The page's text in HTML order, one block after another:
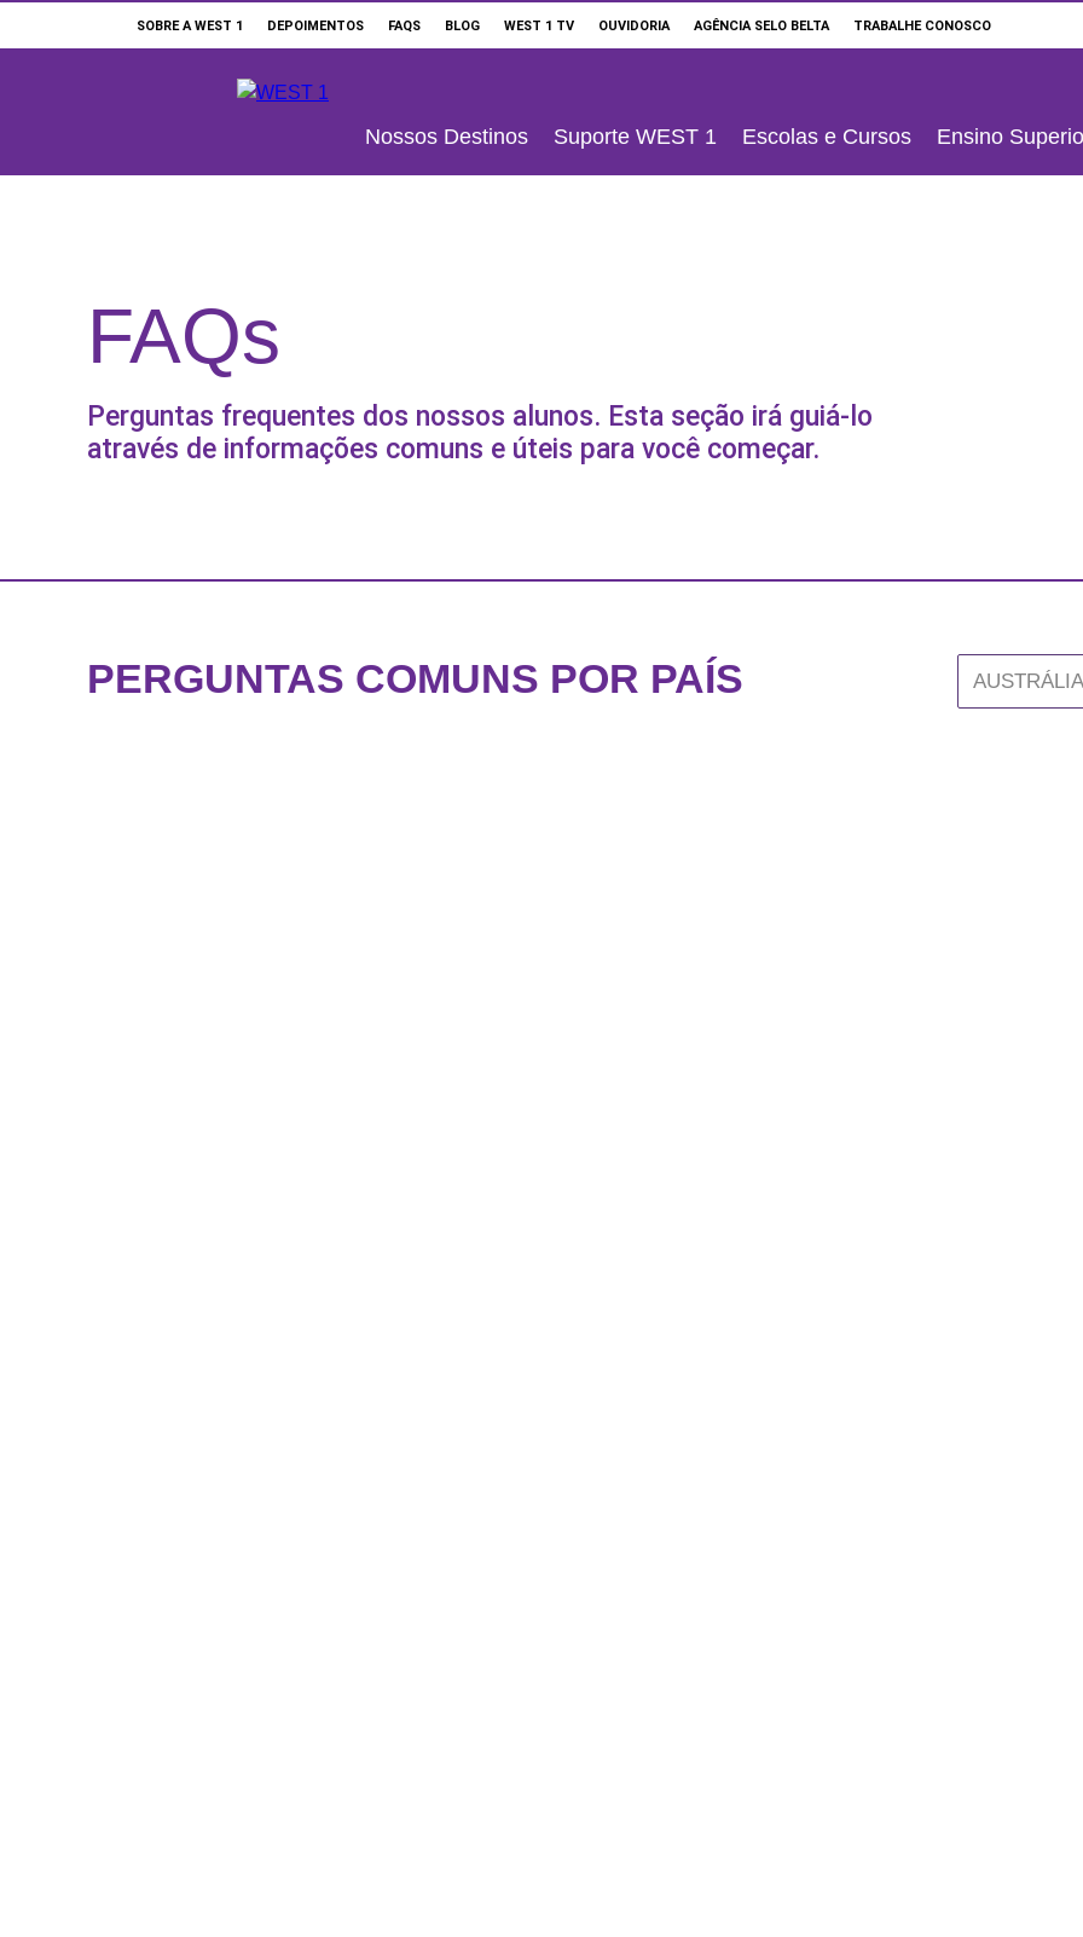
SOBRE A WEST 1 DEPOIMENTOS FAQS BLOG WEST 1 TV OUVIDORIA AGÊNCIA SELO BELTA TRABALHE CONOSCO
Nossos Destinos Suporte WEST 1 Escolas e Cursos Ensino
ESCOLAS E CURSOS
PROMOÇÕES
CONSULTORES EDUCACIONAIS
FAQS
WEST 1 TV
FAQs
Perguntas frequentes dos nossos alunos. Esta seção irá guiá-lo
através de informações comuns e úteis para você começar.
PERGUNTAS COMUNS POR PAÍS